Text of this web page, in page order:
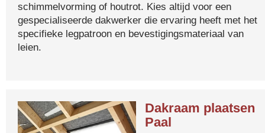
schimmelvorming of houtrot. Kies altijd voor een
gespecialiseerde dakwerker die ervaring heeft met het
specifieke legpatroon en bevestigingsmateriaal van
leien.
Dakraam plaatsen
Paal